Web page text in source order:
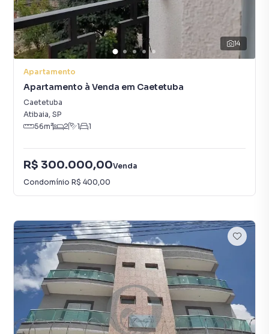
14
Apartamento
Apartamento à Venda em Caetetuba
Caetetuba
Atibaia, SP
56m² 2 1 1
R$ 300.000,00Venda
Condomínio R$ 400,00